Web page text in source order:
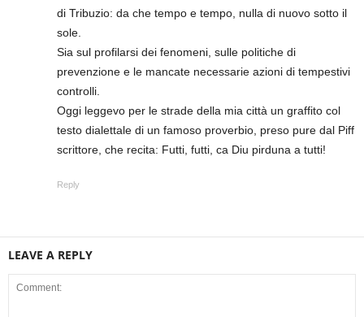
di Tribuzio: da che tempo e tempo, nulla di nuovo sotto il
sole.
Sia sul profilarsi dei fenomeni, sulle politiche di
prevenzione e le mancate necessarie azioni di tempestivi
controlli.
Oggi leggevo per le strade della mia città un graffito col
testo dialettale di un famoso proverbio, preso pure dal Piff
scrittore, che recita: Futti, futti, ca Diu pirduna a tutti!
Reply
LEAVE A REPLY